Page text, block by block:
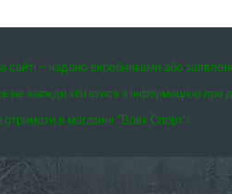
– надано виробниками або
не завжди збігатися з інформацією про
в магазині “Вовк Спорт”: